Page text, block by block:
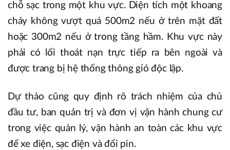
chỗ sạc trong một khu vực. Diện tích một khoang
cháy không vượt quá 500m2 nếu ở trên mặt đất
hoặc 300m2 nếu ở trong tầng hầm. Khu vực này
phải có lối thoát nạn trực tiếp ra bên ngoài và
được trang bị hệ thống thông gió độc lập.
Dự thảo cũng quy định rõ trách nhiệm của chủ
đầu tư, ban quản trị và đơn vị vận hành chung cư
trong việc quản lý, vận hành an toàn các khu vực
để xe điện, sạc điện và đổi pin.